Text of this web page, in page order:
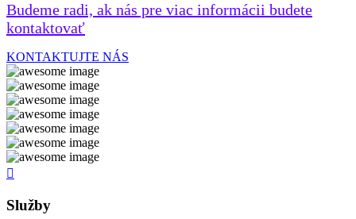
Budeme radi, ak nás pre viac informácii budete
kontaktovať
KONTAKTUJTE NÁS
Služby